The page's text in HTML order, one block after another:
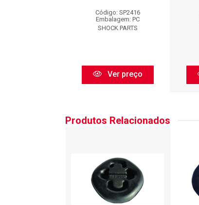
Código: SP2416
Embalagem: PC
SHOCK PARTS
Ver preço
Produtos Relacionados